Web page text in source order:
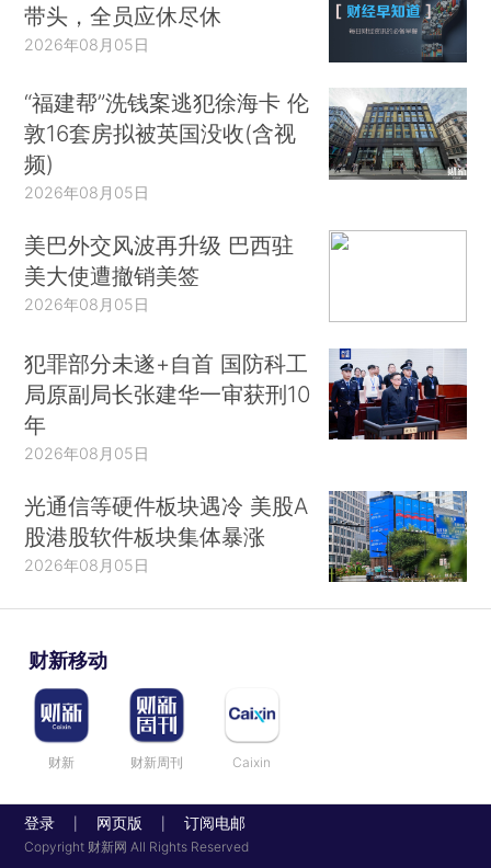
带头，全员应休尽休
2026年08月05日
“福建帮”洗钱案逃犯徐海卡 伦
敦16套房拟被英国没收(含视
频)
2026年08月05日
美巴外交风波再升级 巴西驻
美大使遭撤销美签
2026年08月05日
犯罪部分未遂+自首 国防科工
局原副局长张建华一审获刑10
年
2026年08月05日
光通信等硬件板块遇冷 美股A
股港股软件板块集体暴涨
2026年08月05日
财新移动
财新 财新周刊 Caixin
登录 网页版 订阅电邮
Copyright 财新网 All Rights Reserved